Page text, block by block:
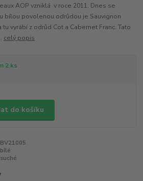
AOP vzniklá v roce 2011. Dnes se
bílou povolenou odrůdou je Sauvignon
vyrábí z odrůd Cot a Cabernet Franc. Tato
celý popis
2 ks
do košíku
BV21005
bílé
suché